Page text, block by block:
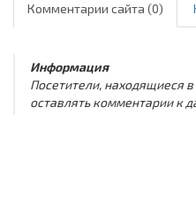
Комментарии сайта (0)
Информация
Посетители, находящиеся в
оставлять комментарии к